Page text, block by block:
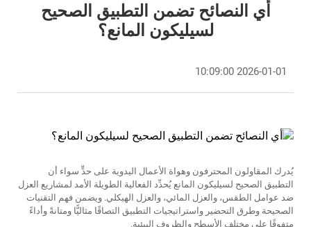
أي النصائح تضمن التطبيق الصحيح
لسيليكون المانع؟
2026-01-01 10:09:00
يُدرك المقاولون المحترفون وهواة الأعمال اليدوية على حدٍّ سواء أن
التطبيق الصحيح لسيليكون المانع يُحدِّد الفعالية الطويلة الأمد لمشاريع العزل
ضد عوامل الطقس، والعزل المائي، والعزل الهيكلي. ويضمن فهم التقنيات
الصحيحة وطرق التحضير واستراتيجيات التطبيق التصاقًا مثاليًّا ومتانةً وأداءً
متفوقًا على مختلف الأسطح والظروف البيئية.